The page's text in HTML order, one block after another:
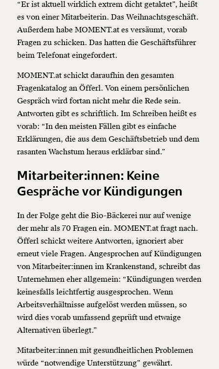
“Er ist aktuell wirklich extrem dicht getaktet”, heißt
es von einer Mitarbeiterin. Das Weihnachtsgeschäft.
Außerdem habe MOMENT.at es versäumt, vorab
Fragen zu schicken. Das hatten die Geschäftsführer
beim Telefonat eingefordert.
MOMENT.at schickt daraufhin den gesamten
Fragenkatalog an Öfferl. Von einem persönlichen
Gespräch wird fortan nicht mehr die Rede sein.
Antworten gibt es schriftlich. Im Schreiben heißt es
vorab: “In den meisten Fällen gibt es einfache
Erklärungen, die aus dem Geschäftsbetrieb und dem
rasanten Wachstum heraus erklärbar sind.”
Mitarbeiter:innen: Keine
Gespräche vor Kündigungen
In der Folge geht die Bio-Bäckerei nur auf wenige
der mehr als 70 Fragen ein. MOMENT.at fragt nach.
Öfferl schickt weitere Antworten, ignoriert aber
erneut viele Fragen. Angesprochen auf Kündigungen
von Mitarbeiter:innen im Krankenstand, schreibt das
Unternehmen eher allgemein: “Kündigungen werden
keinesfalls leichtfertig ausgesprochen. Wenn
Arbeitsverhältnisse aufgelöst werden müssen, so
wird dies vorab umfassend geprüft und etwaige
Alternativen überlegt.”
Mitarbeiter:innen mit gesundheitlichen Problemen
würde “notwendige Unterstützung” gewährt.